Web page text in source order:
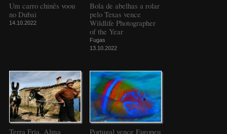
Um carro chinês voou
no Dubai
14.10.2022
Bola de abelhas a rolar
pelo Texas vence
Wildlife Photographer
of the Year
Fugas
13.10.2022
Terra Fria, Alma
Portugal vence Europeu